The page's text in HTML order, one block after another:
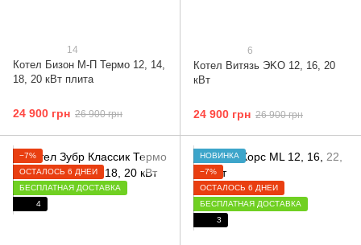
14
Котел Бизон М-П Термо 12, 14,
18, 20 кВт плита
24 900 грн 26 900 грн
6
Котел Витязь ЭKO 12, 16, 20
кВт
24 900 грн 26 900 грн
−7%
ОСТАЛОСЬ 6 ДНЕЙ
БЕСПЛАТНАЯ ДОСТАВКА
4
НОВИНКА
−7%
ОСТАЛОСЬ 6 ДНЕЙ
БЕСПЛАТНАЯ ДОСТАВКА
3